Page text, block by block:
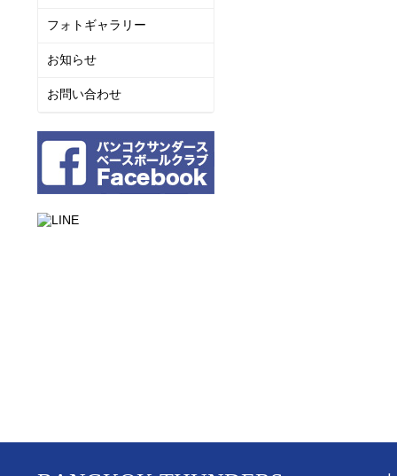
フォトギャラリー
お知らせ
お問い合わせ